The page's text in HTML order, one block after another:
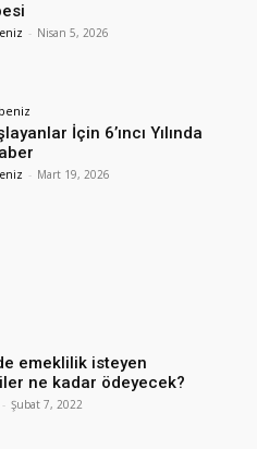
- Nisan 5, 2026
İçin 6’ıncı Yılında
- Mart 19, 2026
emeklilik isteyen
ne kadar ödeyecek?
- Şubat 7, 2022